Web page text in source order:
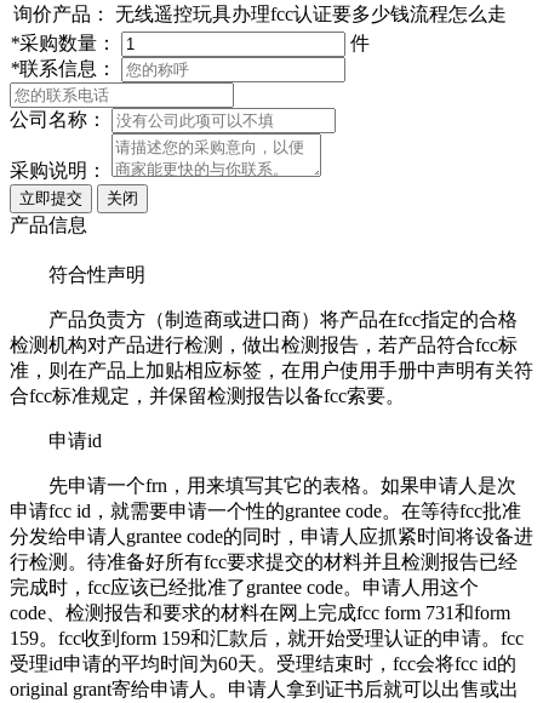
询价产品：
无线遥控玩具办理fcc认证要多少钱流程怎么走
*采购数量：
件
*联系信息：
公司名称：
采购说明：
产品信息
符合性声明
产品负责方（制造商或进口商）将产品在fcc指定的合格
检测机构对产品进行检测，做出检测报告，若产品符合fcc标
准，则在产品上加贴相应标签，在用户使用手册中声明有关符
合fcc标准规定，并保留检测报告以备fcc索要。
申请id
先申请一个frn，用来填写其它的表格。如果申请人是次
申请fcc id，就需要申请一个性的grantee code。在等待fcc批准
分发给申请人grantee code的同时，申请人应抓紧时间将设备进
行检测。待准备好所有fcc要求提交的材料并且检测报告已经
完成时，fcc应该已经批准了grantee code。申请人用这个
code、检测报告和要求的材料在网上完成fcc form 731和form
159。fcc收到form 159和汇款后，就开始受理认证的申请。fcc
受理id申请的平均时间为60天。受理结束时，fcc会将fcc id的
original grant寄给申请人。申请人拿到证书后就可以出售或出